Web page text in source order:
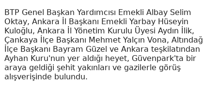
BTP Genel Başkan Yardımcısı Emekli Albay Selim
Oktay, Ankara İl Başkanı Emekli Yarbay Hüseyin
Kuloğlu, Ankara İl Yönetim Kurulu Üyesi Aydın İlik,
Çankaya İlçe Başkanı Mehmet Yalçın Vona, Altındağ
İlçe Başkanı Bayram Güzel ve Ankara teşkilatından
Ayhan Kuru'nun yer aldığı heyet, Güvenpark'ta bir
araya geldiği şehit yakınları ve gazilerle görüş
alışverişinde bulundu.